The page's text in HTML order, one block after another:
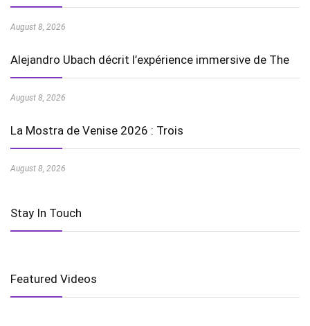
August 8, 2026
Alejandro Ubach décrit l’expérience immersive de The
August 8, 2026
La Mostra de Venise 2026 : Trois
August 8, 2026
Stay In Touch
Featured Videos